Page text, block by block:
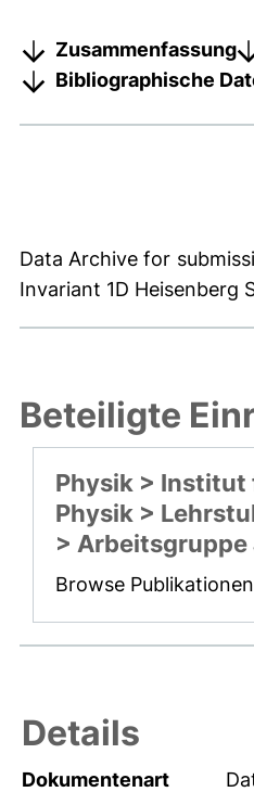
Zusammenfassung
Bibliographische
Data Archive for
Invariant 1D Heisenberg
Beteiligte
Physik >
Physik >
>
Browse Publikationen
Details
Dokumentenart